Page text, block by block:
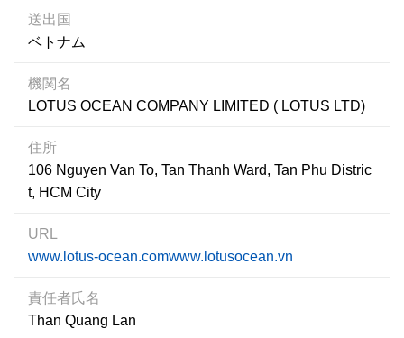
送出国
ベトナム
機関名
LOTUS OCEAN COMPANY LIMITED ( LOTUS LTD)
住所
106 Nguyen Van To, Tan Thanh Ward, Tan Phu Distric
t, HCM City
URL
www.lotus-ocean.comwww.lotusocean.vn
責任者氏名
Than Quang Lan